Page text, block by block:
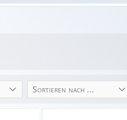
Sortieren nach ...